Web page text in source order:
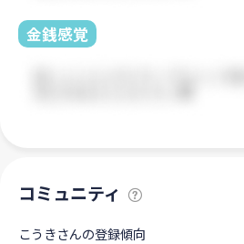
金銭感覚
コミュニティ
こうきさんの登録傾向